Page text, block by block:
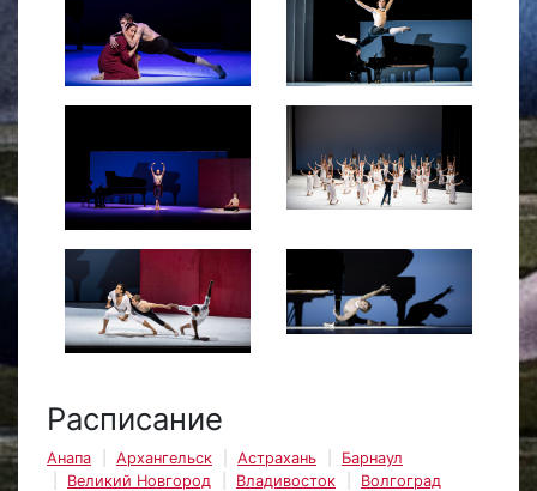
Расписание
Анапа Архангельск Астрахань
Барнаул
Великий Новгород
Владивосток
Волгоград